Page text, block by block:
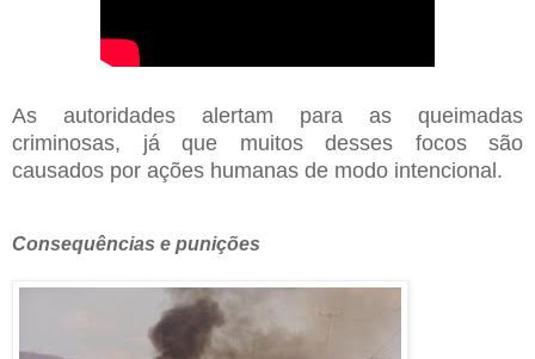
As autoridades alertam para as queimadas
criminosas, já que muitos desses focos são
causados por ações humanas de modo intencional.
Consequências e punições